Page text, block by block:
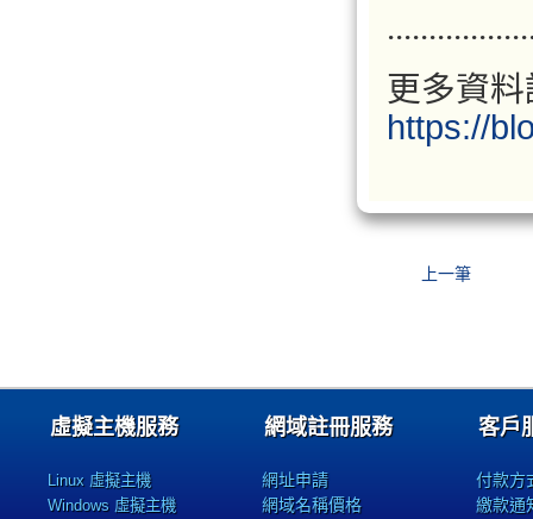
更多資
https://
上一筆
虛擬主機服務
Linux 虛擬主機
Windows 虛擬主機
網域註冊服務
網址申請
網域名稱價格
客戶
付款方
繳款通